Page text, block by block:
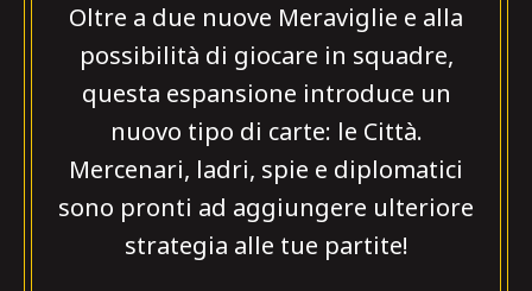
Oltre a due nuove Meraviglie e alla
possibilità di giocare in squadre,
questa espansione introduce un
nuovo tipo di carte: le Città.
Mercenari, ladri, spie e diplomatici
sono pronti ad aggiungere ulteriore
strategia alle tue partite!